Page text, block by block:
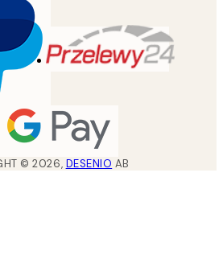
©2026, DESENIO AB